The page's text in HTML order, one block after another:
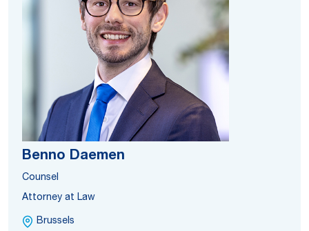
Benno Daemen
Counsel
Attorney at Law
Brussels